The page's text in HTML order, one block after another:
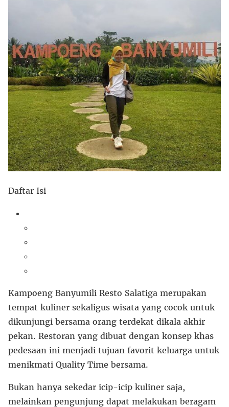
Daftar Isi
Kampoeng Banyumili Resto Salatiga merupakan
tempat kuliner sekaligus wisata yang cocok untuk
dikunjungi bersama orang terdekat dikala akhir
pekan. Restoran yang dibuat dengan konsep khas
pedesaan ini menjadi tujuan favorit keluarga untuk
menikmati Quality Time bersama.
Bukan hanya sekedar icip-icip kuliner saja,
melainkan pengunjung dapat melakukan beragam